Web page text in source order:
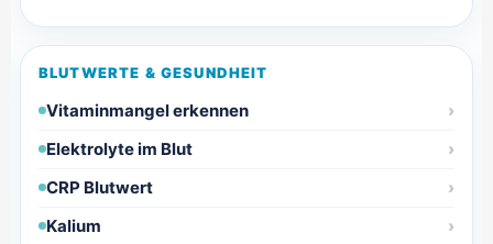
BLUTWERTE & GESUNDHEIT
Vitaminmangel erkennen
Elektrolyte im Blut
CRP Blutwert
Kalium